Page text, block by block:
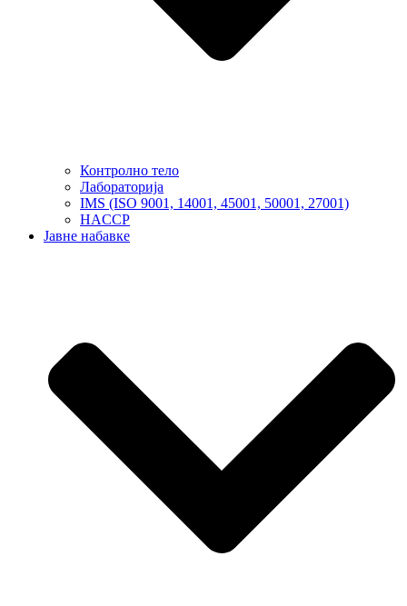
Контролно тело
Лабораторија
IMS (ISO 9001, 14001, 45001, 50001, 27001)
HACCP
Јавне набавке